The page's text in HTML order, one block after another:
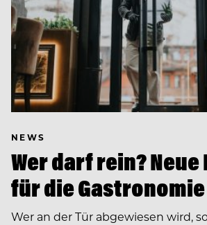
NEWS
Wer darf rein?
für die Gastronomie
Wer an der Tür abgewiesen wird,